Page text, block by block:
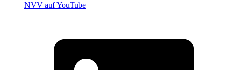
NVV auf YouTube